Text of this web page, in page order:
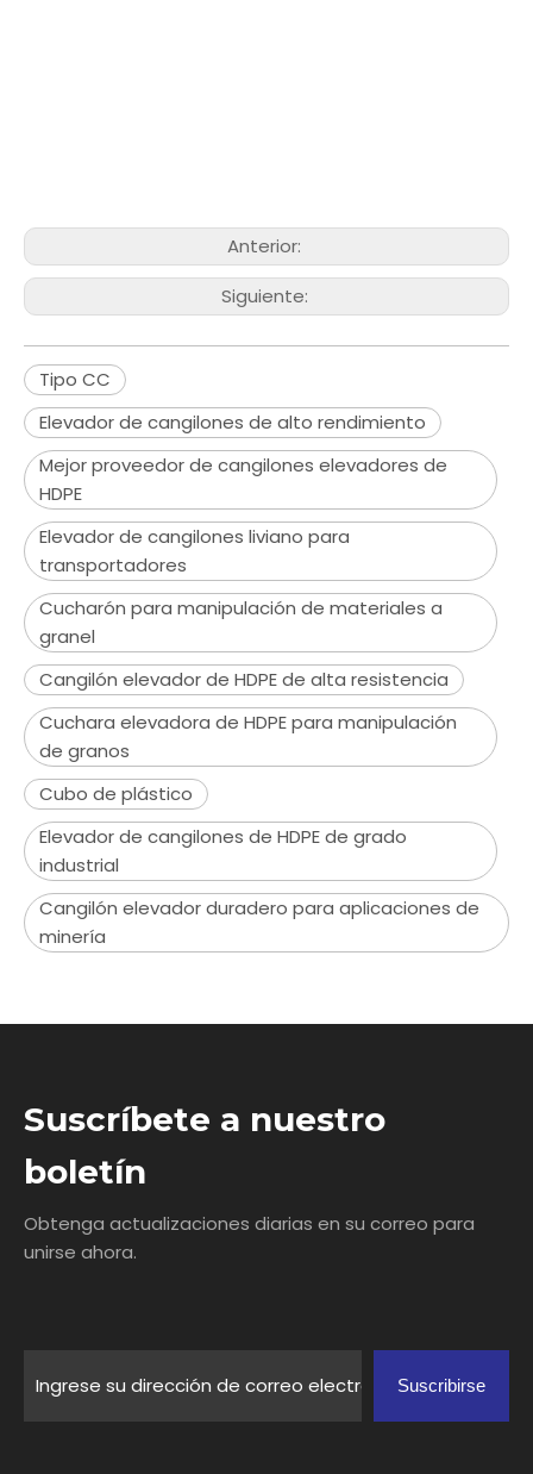
Anterior:
Siguiente:
Tipo CC
‌Elevador de cangilones de alto rendimiento
‌Mejor proveedor de cangilones elevadores de
HDPE
‌Elevador de cangilones liviano para
transportadores
‌Cucharón para manipulación de materiales a
granel
Cangilón elevador de HDPE de alta resistencia
‌Cuchara elevadora de HDPE para manipulación
de granos
Cubo de plástico
‌Elevador de cangilones de HDPE de grado
industrial
Cangilón elevador duradero para aplicaciones de
minería
Suscríbete a nuestro
boletín
Obtenga actualizaciones diarias en su correo para
unirse ahora.
Suscribirse